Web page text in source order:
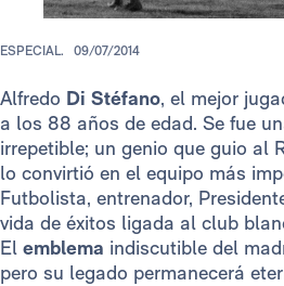
ESPECIAL. 09/07/2014
Alfredo Di Stéfano, el mejor
a los 88 años de edad. Se fue
irrepetible; un genio que guio al
lo convirtió en el equipo más
Futbolista, entrenador,
vida de éxitos ligada al club
El emblema indiscutible del
pero su legado permanecerá